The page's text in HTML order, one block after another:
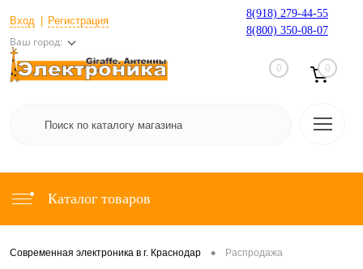
Вход Регистрация
Ваш город:
8(918) 279-44-55
8(800) 350-08-07
0 0
Каталог товаров
Современная электроника в г. Краснодар • Распродажа